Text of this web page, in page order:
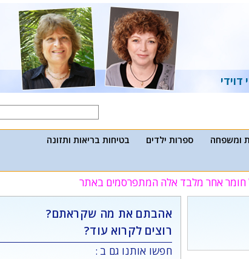
דוידי
ומשפחה ספרות ילדים
בטיחות בריאות ותזונה
חומר אחר מלבד אלה המתפרסמים באתר
אהבתם את מה שקראתם?
רוצים לקרוא עוד?
חפשו אותנו גם ב :